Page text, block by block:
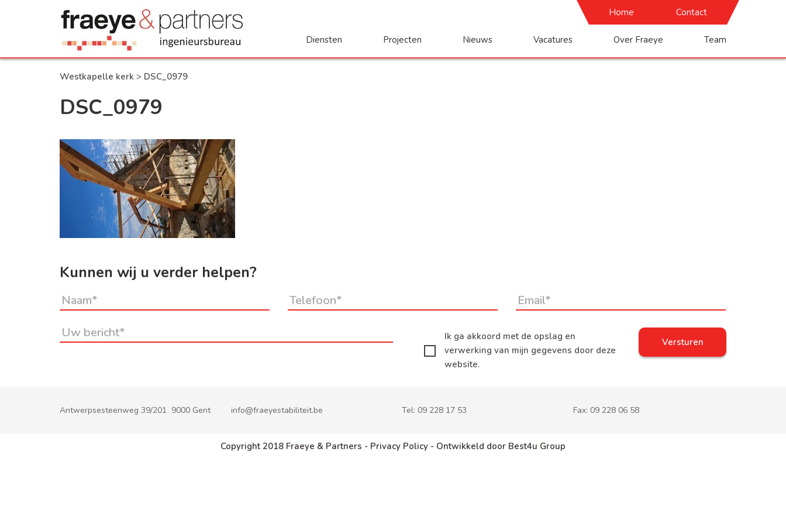
Home Contact
Diensten Projecten Nieuws Vacatures Over Fraeye Team
Westkapelle kerk > DSC_0979
DSC_0979
Kunnen wij u verder helpen?
Ik ga akkoord met de opslag en
verwerking van mijn gegevens door deze
website.
Antwerpsesteenweg 39/201 9000 Gent info@fraeyestabiliteit.be Tel: 09 228 17 53 Fax: 09 228 06 58
Copyright 2018 Fraeye & Partners - Privacy Policy - Ontwikkeld door Best4u Group